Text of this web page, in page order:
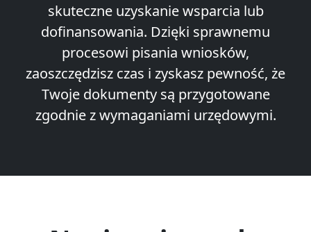
skuteczne uzyskanie wsparcia lub
dofinansowania. Dzięki sprawnemu
procesowi pisania wniosków,
zaoszczędzisz czas i zyskasz pewność, że
Twoje dokumenty są przygotowane
zgodnie z wymaganiami urzędowymi.